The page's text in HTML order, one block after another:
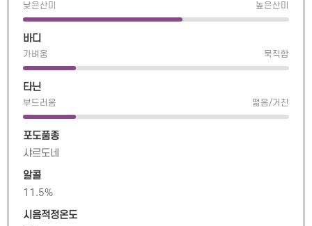
낮은산미 높은산미
바디
가벼움 묵직함
타닌
부드러움 떫음/거친
포도품종
샤르도네
알콜
11.5%
시음적정온도